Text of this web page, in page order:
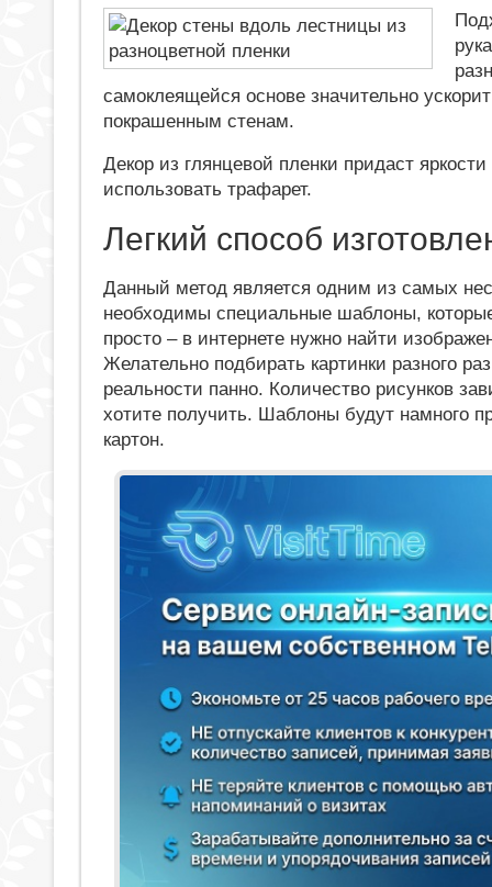
самоклеящейся основе значительно
покрашенным стенам.
Декор из глянцевой пленки придаст
использовать трафарет.
Легкий способ
Данный метод является одним из самых
необходимы специальные шаблоны,
просто – в интернете нужно найти
Желательно подбирать картинки разного
реальности панно. Количество рисунков
хотите получить. Шаблоны будут намного
картон.